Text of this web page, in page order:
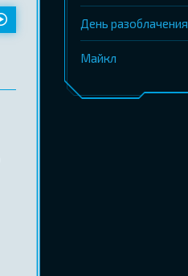
День разоблачения
Майкл